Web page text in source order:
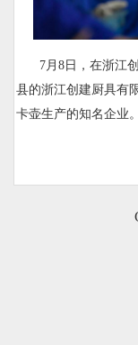
7月8日，在浙江
县的浙江创建厨具有
卡壶生产的知名企业